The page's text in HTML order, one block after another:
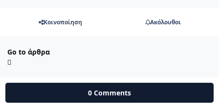
Κοινοποίηση Ακόλουθοι
Go to άρθρα
0 Comments